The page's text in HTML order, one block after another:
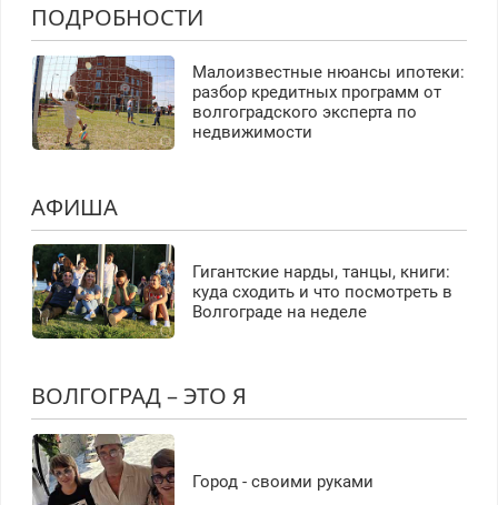
ПОДРОБНОСТИ
Малоизвестные нюансы ипотеки:
разбор кредитных программ от
волгоградского эксперта по
недвижимости
АФИША
Гигантские нарды, танцы, книги:
куда сходить и что посмотреть в
Волгограде на неделе
ВОЛГОГРАД – ЭТО Я
Город - своими руками